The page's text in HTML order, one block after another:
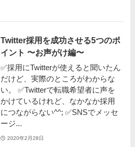
Twitter採用を成功させる5つのポ
イント 〜お声がけ編〜
✅採用にTwitterが使えると聞いたん
だけど、実際のところがわからな
い。 ✅Twitterで転職希望者に声を
かけているけれど、なかなか採用
につながらない^^; ✅SNSでメッセ
ージ...
2020年2月28日